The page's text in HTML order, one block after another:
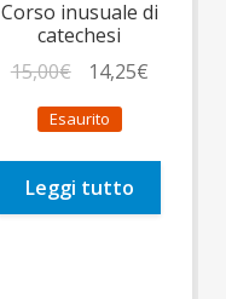
Corso inusuale di
catechesi
15,00€
prezzo
originale
era:
15,00€.
14,25€Il
è:
Esaurito
Leggi tutto